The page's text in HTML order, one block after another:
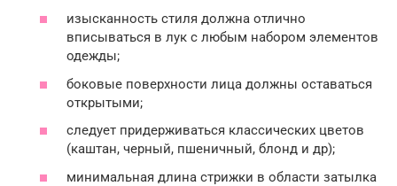
изысканность стиля должна отлично
вписываться в лук с любым набором элементов
одежды;
боковые поверхности лица должны оставаться
открытыми;
следует придерживаться классических цветов
(каштан, черный, пшеничный, блонд и др);
минимальная длина стрижки в области затылка